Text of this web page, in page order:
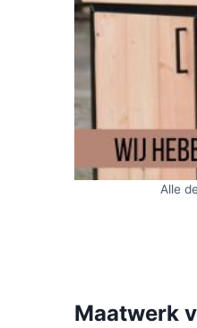
Alle
Maatwerk